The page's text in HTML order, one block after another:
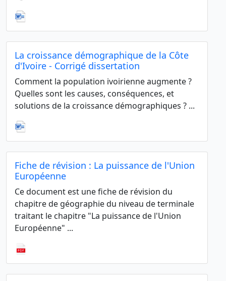
La croissance démographique de la Côte
d'Ivoire - Corrigé dissertation
Comment la population ivoirienne augmente ?
Quelles sont les causes, conséquences, et
solutions de la croissance démographiques ? ...
Fiche de révision : La puissance de l'Union
Européenne
Ce document est une fiche de révision du
chapitre de géographie du niveau de terminale
traitant le chapitre "La puissance de l'Union
Européenne" ...